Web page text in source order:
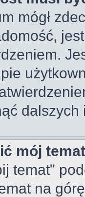
mógł
dalszych
mój
temat"
na